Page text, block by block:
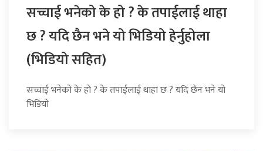
सच्चाई भनेको के हो ? के तपाईलाई थाहा
छ ? यदि छैन भने यो भिडियो हेर्नुहोला
(भिडियो सहित)
सच्चाई भनेको के हो ? के तपाईलाई थाहा छ ? यदि छैन भने यो
भिडियो